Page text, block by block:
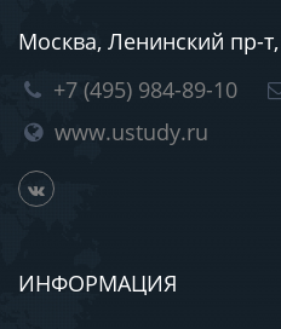
Москва, Ленинский пр-
+7 (495) 984-89-10
www.ustudy.ru
ИНФОРМАЦИЯ